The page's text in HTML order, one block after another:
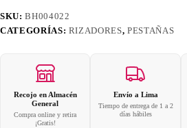
SKU:BH004022
CATEGORÍAS: RIZADORES, PESTAÑAS
Recojo en Almacén
General
Compra online y retira
¡Gratis!
Envío a Lima
Tiempo de entrega de 1 a 2
días hábiles